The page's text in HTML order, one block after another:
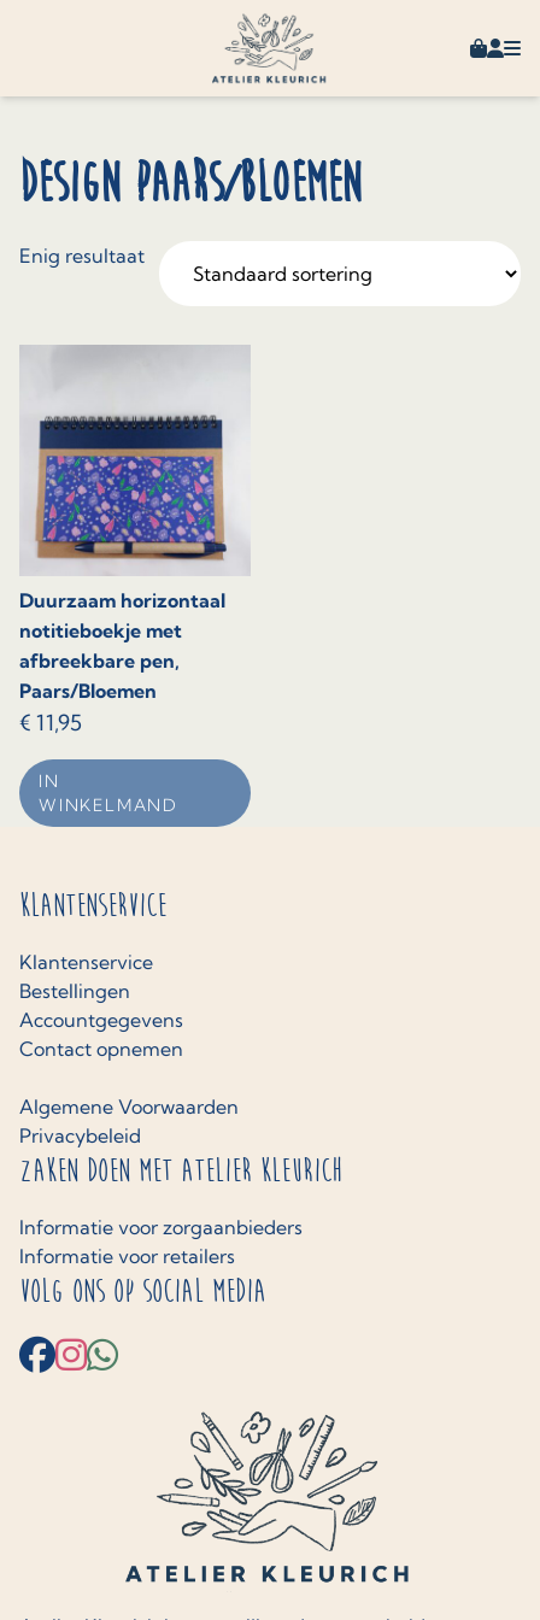
Mijn
Design Paars/Bloemen
Enig resultaat
Duurzaam horizontaal
notitieboekje met
afbreekbare pen,
Paars/Bloemen
€ 11,95
IN
WINKELMAND
Klantenservice
Klantenservice
Bestellingen
Accountgegevens
Contact opnemen
Algemene Voorwaarden
Privacybeleid
Zaken doen met Atelier Kleurich
Informatie voor zorgaanbieders
Informatie voor retailers
Volg ons op social media